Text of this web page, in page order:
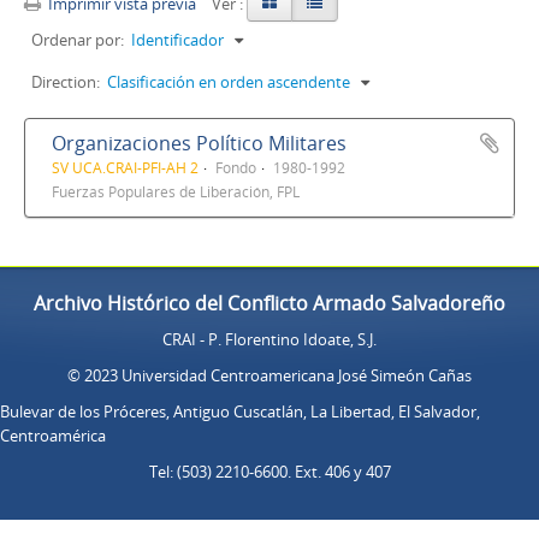
Ordenar por: Identificador
Direction: Clasificación en orden ascendente
Organizaciones Político Militares
SV UCA.CRAI-PFI-AH 2 Fondo
1980-1992
Fuerzas Populares de Liberación, FPL
Archivo Histórico del Conflicto Armado Salvadoreño
CRAI - P. Florentino Idoate, S.J.
© 2023 Universidad Centroamericana José Simeón Cañas
Bulevar de los Próceres, Antiguo Cuscatlán, La Libertad, El Salvador,
Centroamérica
Tel: (503) 2210-6600. Ext. 406 y 407